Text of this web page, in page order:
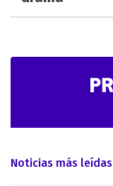
Noticias más leídas